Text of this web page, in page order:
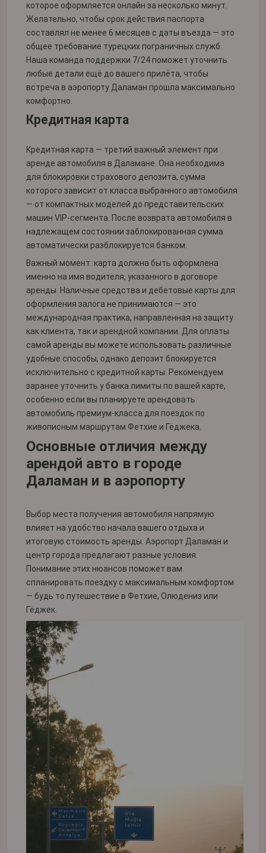
которое оформляется онлайн за несколько минут.
Желательно, чтобы срок действия паспорта
составлял не менее 6 месяцев с даты въезда — это
общее требование турецких пограничных служб.
Наша команда поддержки 7/24 поможет уточнить
любые детали ещё до вашего прилёта, чтобы
встреча в аэропорту Даламан прошла максимально
комфортно.
Кредитная карта
Кредитная карта — третий важный элемент при
аренде автомобиля в Даламане. Она необходима
для блокировки страхового депозита, сумма
которого зависит от класса выбранного автомобиля
— от компактных моделей до представительских
машин VIP-сегмента. После возврата автомобиля в
надлежащем состоянии заблокированная сумма
автоматически разблокируется банком.
Важный момент: карта должна быть оформлена
именно на имя водителя, указанного в договоре
аренды. Наличные средства и дебетовые карты для
оформления залога не принимаются — это
международная практика, направленная на защиту
как клиента, так и арендной компании. Для оплаты
самой аренды вы можете использовать различные
удобные способы, однако депозит блокируется
исключительно с кредитной карты. Рекомендуем
заранее уточнить у банка лимиты по вашей карте,
особенно если вы планируете арендовать
автомобиль премиум-класса для поездок по
живописным маршрутам Фетхие и Гёджека.
Основные отличия между
арендой авто в городе
Даламан и в аэропорту
Выбор места получения автомобиля напрямую
влияет на удобство начала вашего отдыха и
итоговую стоимость аренды. Аэропорт Даламан и
центр города предлагают разные условия.
Понимание этих нюансов поможет вам
спланировать поездку с максимальным комфортом
— будь то путешествие в Фетхие, Олюдениз или
Гёджек.